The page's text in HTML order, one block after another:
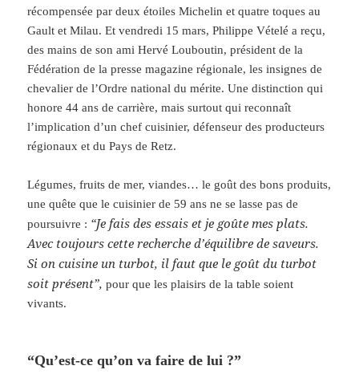
récompensée par deux étoiles Michelin et quatre toques au
Gault et Milau. Et vendredi 15 mars, Philippe Vételé a reçu,
des mains de son ami Hervé Louboutin, président de la
Fédération de la presse magazine régionale, les insignes de
chevalier de l’Ordre national du mérite. Une distinction qui
honore 44 ans de carrière, mais surtout qui reconnaît
l’implication d’un chef cuisinier, défenseur des producteurs
régionaux et du Pays de Retz.
Légumes, fruits de mer, viandes… le goût des bons produits,
une quête que le cuisinier de 59 ans ne se lasse pas de
poursuivre : “Je fais des essais et je goûte mes plats.
Avec toujours cette recherche d’équilibre de saveurs.
Si on cuisine un turbot, il faut que le goût du turbot
soit présent”, pour que les plaisirs de la table soient
vivants.
“Qu’est-ce qu’on va faire de lui ?”